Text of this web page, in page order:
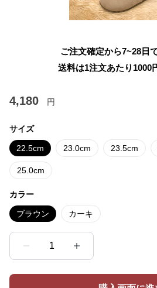
ご注文確定から7~28日
送料は1注文あたり 1000
4,180 円
サイズ
22.5cm 23.0cm 23.5cm
25.0cm
カラー
ブラウン カーキ
1